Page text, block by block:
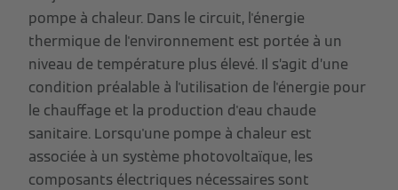
pompe à chaleur. Dans le circuit, l'énergie
thermique de l'environnement est portée à un
niveau de température plus élevé. Il s’agit d’une
condition préalable à l'utilisation de l'énergie pour
le chauffage et la production d'eau chaude
sanitaire. Lorsqu'une pompe à chaleur est
associée à un système photovoltaïque, les
composants électriques nécessaires sont